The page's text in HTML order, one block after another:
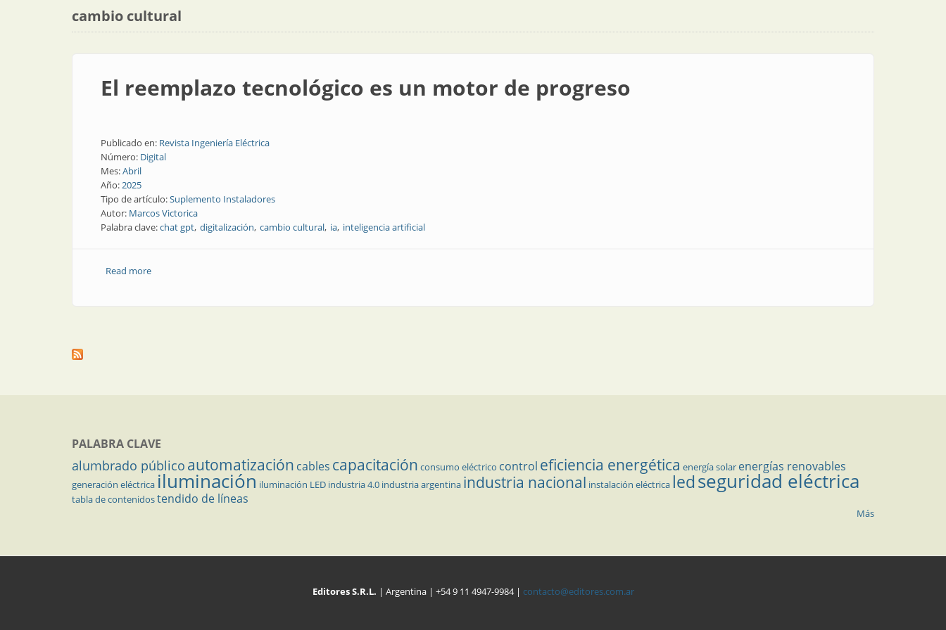
cambio cultural
El reemplazo tecnológico es un motor de progreso
Publicado en: Revista Ingeniería Eléctrica
Número: Digital
Mes:Abril
Año:2025
Tipo de artículo:Suplemento Instaladores
Autor: Marcos Victorica
Palabra clave:chat gpt digitalización cambio cultural ia inteligencia artificial
Read moreabout El reemplazo tecnológico es un motor de progreso
PALABRA CLAVE
alumbrado público automatización cables capacitación consumo eléctrico control eficiencia energética energía solar energías renovables
generación eléctrica iluminación iluminación LED industria 4.0 industria argentina industria nacional instalación eléctrica ledseguridad eléctrica
tabla de contenidostendido de líneas
Más
Editores S.R.L. | Argentina | +54 9 11 4947-9984 | contacto@editores.com.ar